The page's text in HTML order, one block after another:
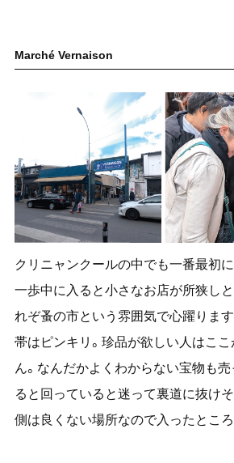
Marché Vernaison
クリニャンクールの中でも一番最初
一歩中に入ると小さなお店が所狭しと
れぞ蚤の市という雰囲気で心躍りま
帯はピンキリ。珍品が欲しい人はこ
ん。なんだかよくわからない宝物も売
ると回っていると迷って裏道に抜け
側は良くない場所なので入ったところ